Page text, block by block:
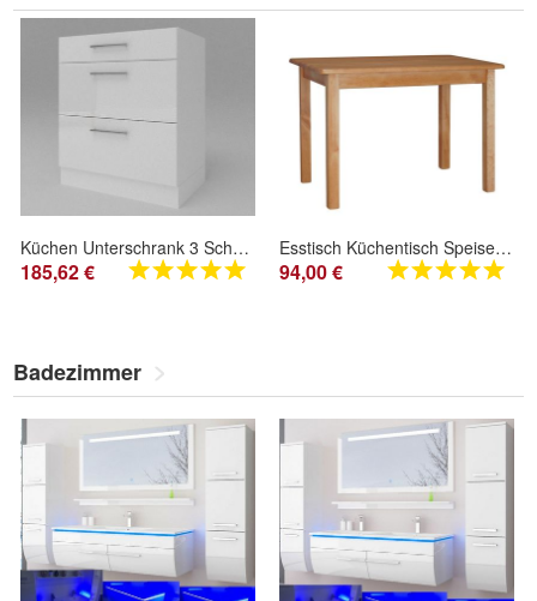
Küchen Unterschrank 3 Schubladen Weiß Hochglanz , Matt 30-80 cm Tiefe 55 cm
185,62 €
Esstisch Küchentisch Speisetisch Tisch Kiefer Alder Farbe Tische NEU
94,00 €
Badezimmer